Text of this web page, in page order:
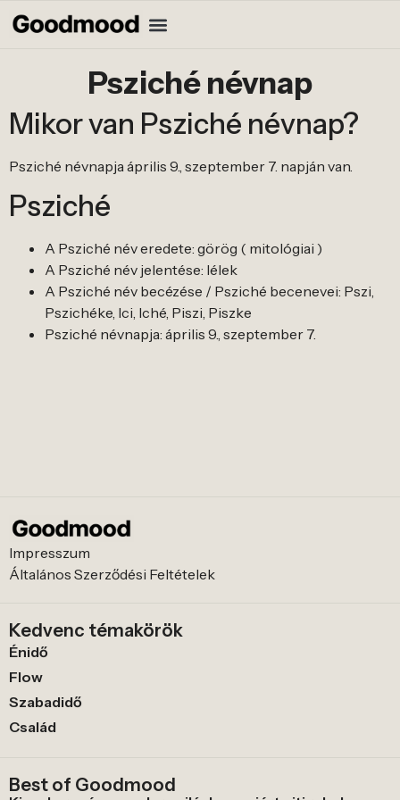
Psziché névnap
Mikor van Psziché névnap?
Psziché névnapja április 9., szeptember 7. napján van.
Psziché
A Psziché név eredete: görög ( mitológiai )
A Psziché név jelentése: lélek
A Psziché név becézése / Psziché becenevei: Pszi,
Pszichéke, Ici, Iché, Piszi, Piszke
Psziché névnapja: április 9., szeptember 7.
Impresszum
Általános Szerződési Feltételek
Kedvenc témakörök
Énidő
Flow
Szabadidő
Család
Best of Goodmood